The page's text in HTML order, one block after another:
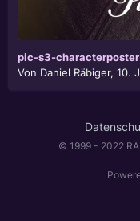
pic-s3-
Von Daniel Räbiger, 10.
© 1999 - 2022